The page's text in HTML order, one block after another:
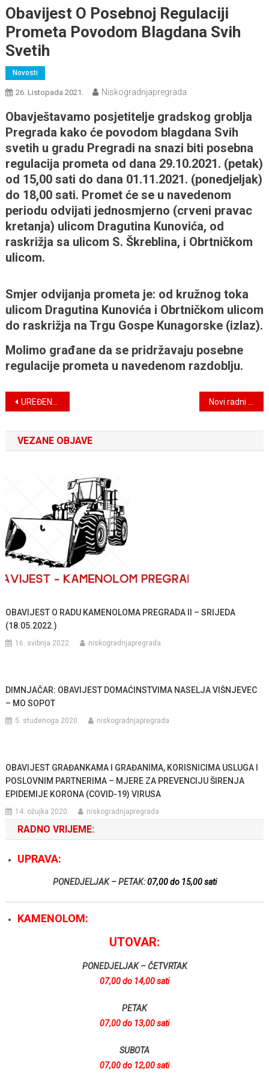
Obavijest O Posebnoj Regulaciji
Prometa Povodom Blagdana Svih
Svetih
Novosti
26. Listopada 2021. Niskogradnjapregrada
Obavještavamo posjetitelje gradskog groblja
Pregrada kako će povodom blagdana Svih
svetih u gradu Pregradi na snazi biti posebna
regulacija prometa od dana 29.10.2021. (petak)
od 15,00 sati do dana 01.11.2021. (ponedjeljak)
do 18,00 sati. Promet će se u navedenom
periodu odvijati jednosmjerno (crveni pravac
kretanja) ulicom Dragutina Kunovića, od
raskrižja sa ulicom S. Škreblina, i Obrtničkom
ulicom.
Smjer odvijanja prometa je: od kružnog toka
ulicom Dragutina Kunovića i Obrtničkom ulicom
do raskrižja na Trgu Gospe Kunagorske (izlaz).
Molimo građane da se pridržavaju posebne
regulacije prometa u navedenom razdoblju.
Navigacija
objava
UREĐENJE GROBLJA NA PODRUČJU GRADA PREGRADE Novi radni stroj – kombinirka u voznom parku Niskogradnje d.o.o.
VEZANE OBJAVE
OBAVIJEST O RADU KAMENOLOMA PREGRADA II – SRIJEDA
(18.05.2022.)
16. svibnja 2022. niskogradnjapregrada
DIMNJAČAR: OBAVIJEST DOMAĆINSTVIMA NASELJA VIŠNJEVEC
– MO SOPOT
5. studenoga 2020. niskogradnjapregrada
OBAVIJEST GRAĐANKAMA I GRAĐANIMA, KORISNICIMA USLUGA I
POSLOVNIM PARTNERIMA – MJERE ZA PREVENCIJU ŠIRENJA
EPIDEMIJE KORONA (COVID-19) VIRUSA
14. ožujka 2020. niskogradnjapregrada
RADNO VRIJEME:
UPRAVA:
PONEDJELJAK – PETAK:07,00 do 15,00 sati
KAMENOLOM:
UTOVAR:
PONEDJELJAK – ČETVRTAK
07,00 do 14,00 sati
PETAK
07,00 do 13,00 sati
SUBOTA
07,00 do 12,00 sati